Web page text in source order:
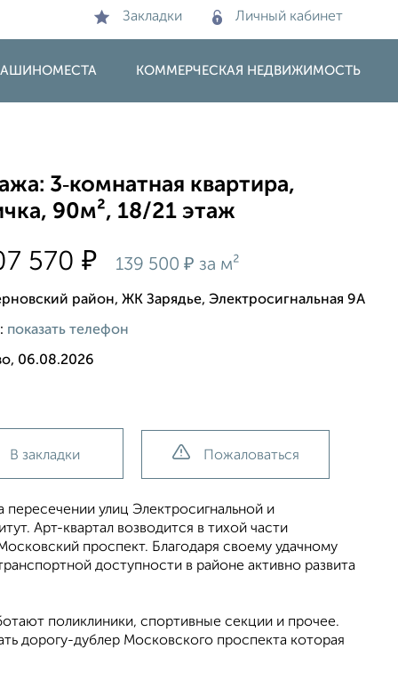
Закладки Личный кабинет
КОММЕРЧЕСКАЯ НЕДВИЖИМОСТЬ
3‑комнатная квартира,
90м², 18/21 этаж
570₽ 139 500₽ за м²
район, ЖК Зарядье, Электросигнальная 9А
показать телефон
06.08.2026
В закладки Пожаловаться
улиц Электросигнальной и
Арт-квартал возводится в тихой части
проспект. Благодаря своему удачному
доступности в районе активно развита
поликлиники, спортивные секции и прочее.
дорогу-дублер Московского проспекта которая